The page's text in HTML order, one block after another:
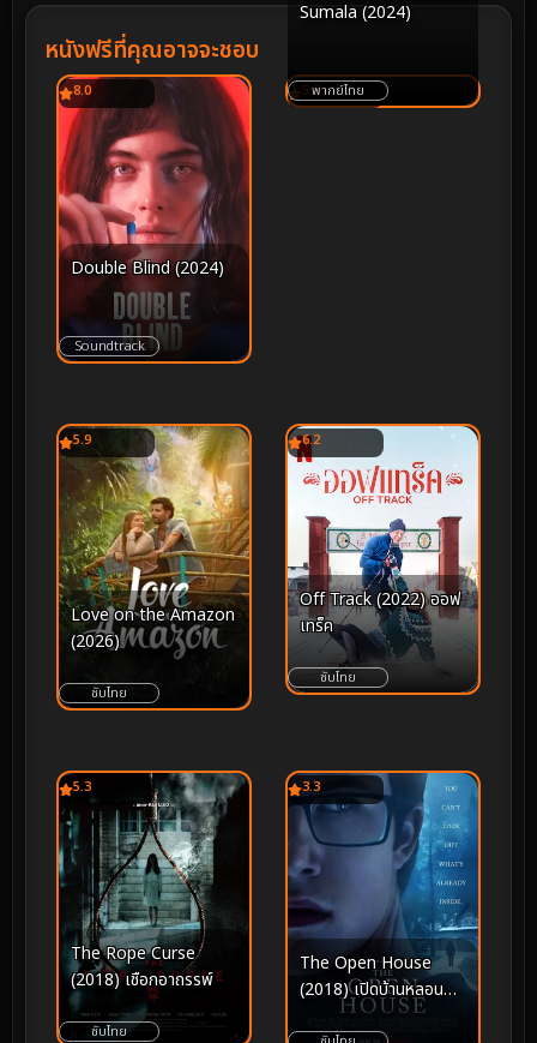
หนังฟรีที่คุณอาจจะชอบ
8.0
Double Blind (2024)
Soundtrack
5.8
Sumala (2024)
พากย์ไทย
5.9
Love on the Amazon
(2026)
ซับไทย
6.2
Off Track (2022) ออฟ
เทร็ค
ซับไทย
5.3
The Rope Curse
(2018) เชือกอาถรรพ์
ซับไทย
3.3
The Open House
(2018) เปิดบ้านหลอน
สัมผัสสยอง